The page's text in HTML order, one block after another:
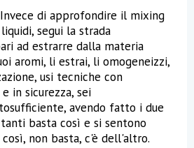
Invece di approfondire il mixing
segui la strada
ad estrarre dalla materia
aromi, li estrai, li omogeneizzi,
usi tecniche con
in sicurezza, sei
avendo fatto i due
basta così e si sentono
non basta, c'è dell'altro.